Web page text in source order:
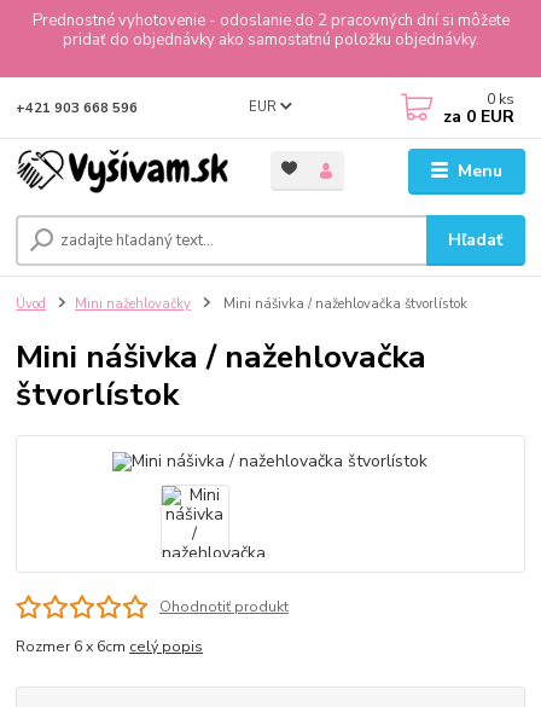
Prednostné vyhotovenie - odoslanie do 2 pracovných dní si môžete
pridať do objednávky ako samostatnú položku objednávky.
Menu
EUR
Hľadať
+421 903 668 596 0 ks
za 0 EUR
Úvod Mini nažehlovačky Mini nášivka / nažehlovačka štvorlístok
Mini nášivka / nažehlovačka
štvorlístok
Ohodnotiť produkt
Rozmer 6 x 6cm celý popis